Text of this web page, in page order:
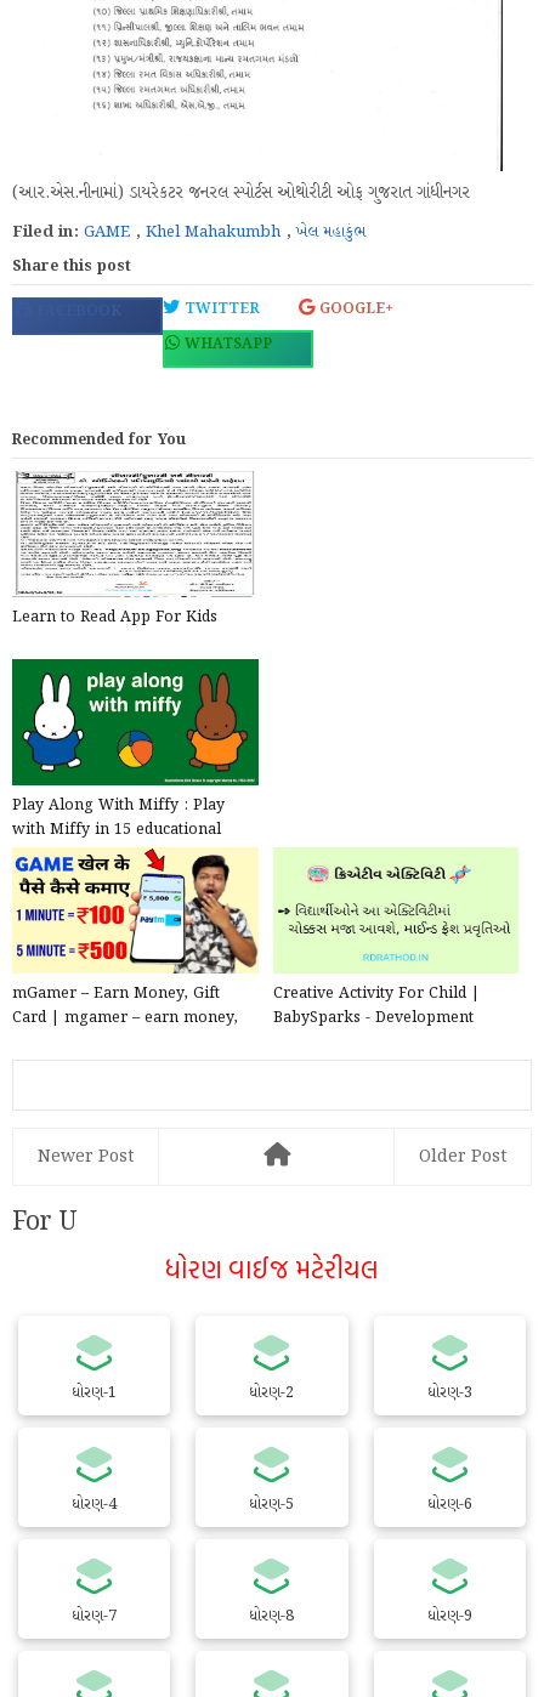
(આર.એસ.નીનામાં) ડાયરેકટર જનરલ સ્પોર્ટસ ઓથોરીટી ઓફ ગુજરાત ગાંધીનગર
Filed in: GAME , Khel Mahakumbh ,ખેલ મહાકુંભ
Share this post
FACEBOOK TWITTER
GOOGLE+
WHATSAPP
Recommended for You
Learn to Read App For Kids
Play Along With Miffy : Play
with Miffy in 15 educational
games
mGamer – Earn Money, Gift
Card | mgamer – earn money,
Creative Activity For Child |
BabySparks - Development
Newer Post Older Post
For U
ધોરણ વાઈજ મટેરીયલ
ધોરણ-1 ધોરણ-2 ધોરણ-3
ધોરણ-4 ધોરણ-5 ધોરણ-6
ધોરણ-7 ધોરણ-8 ધોરણ-9